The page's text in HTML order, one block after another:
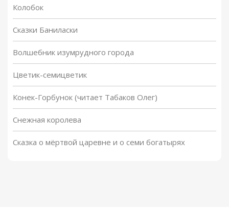
Колобок
Сказки Баниласки
Волшебник изумрудного города
Цветик-семицветик
Конек-Горбунок (читает Табаков Олег)
Снежная королева
Сказка о мёртвой царевне и о семи богатырях